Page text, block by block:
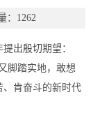
： 1262
出殷切期望：
脚踏实地，敢想
、肯奋斗的新时代